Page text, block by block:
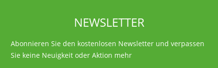
NEWSLETTER
Abonnieren Sie den kostenlosen Newsletter und verpassen
Sie keine Neuigkeit oder Aktion mehr